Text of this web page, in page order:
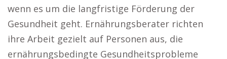
wenn es um die langfristige Förderung der
Gesundheit geht. Ernährungsberater richten
ihre Arbeit gezielt auf Personen aus, die
ernährungsbedingte Gesundheitsprobleme